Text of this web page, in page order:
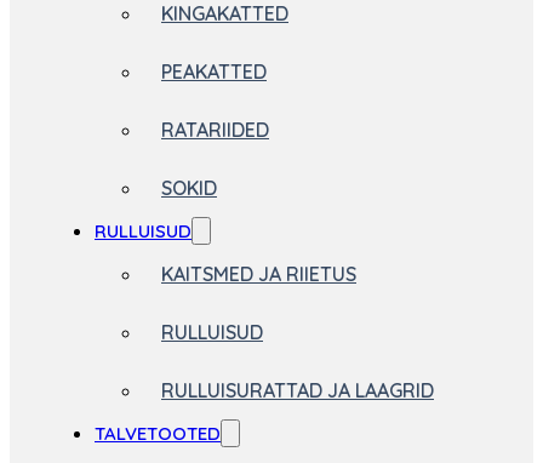
KINGAKATTED
PEAKATTED
RATARIIDED
SOKID
RULLUISUD
KAITSMED JA RIIETUS
RULLUISUD
RULLUISURATTAD JA LAAGRID
TALVETOOTED